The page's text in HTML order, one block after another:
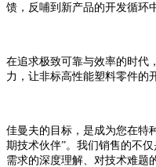
馈，反哺到新产品的开发循环
在追求极致可靠与效率的时代
力，让非标高性能塑料零件的
佳曼夫的目标，是成为您在特
期技术伙伴”。我们销售的不
需求的深度理解、对技术难题